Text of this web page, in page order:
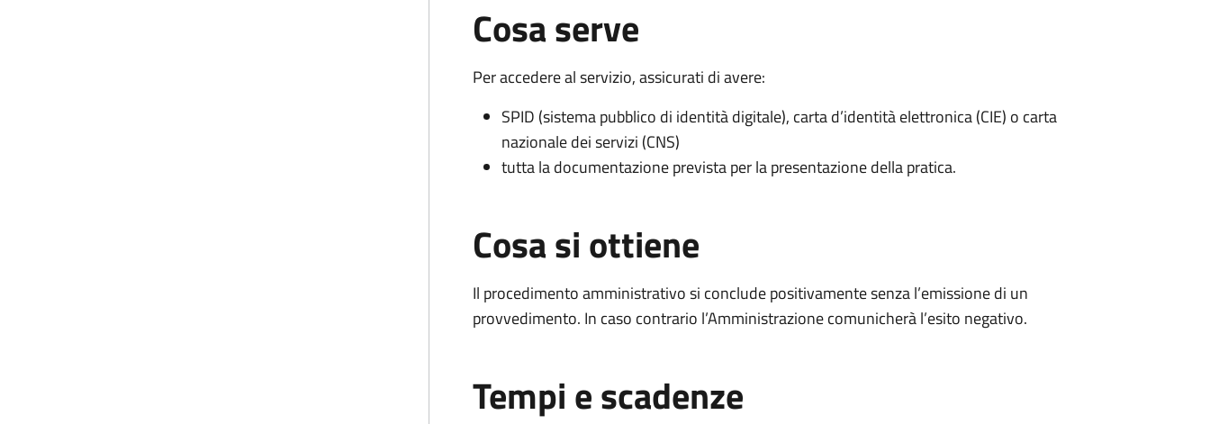
Cosa serve
Per accedere al servizio, assicurati di avere:
SPID (sistema pubblico di identità digitale), carta d’identità elettronica (CIE) o carta
nazionale dei servizi (CNS)
tutta la documentazione prevista per la presentazione della pratica.
Cosa si ottiene
Il procedimento amministrativo si conclude positivamente senza l’emissione di un
provvedimento. In caso contrario l’Amministrazione comunicherà l’esito negativo.
Tempi e scadenze